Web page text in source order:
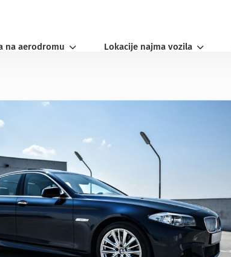
na aerodromu Lokacije najma vozila